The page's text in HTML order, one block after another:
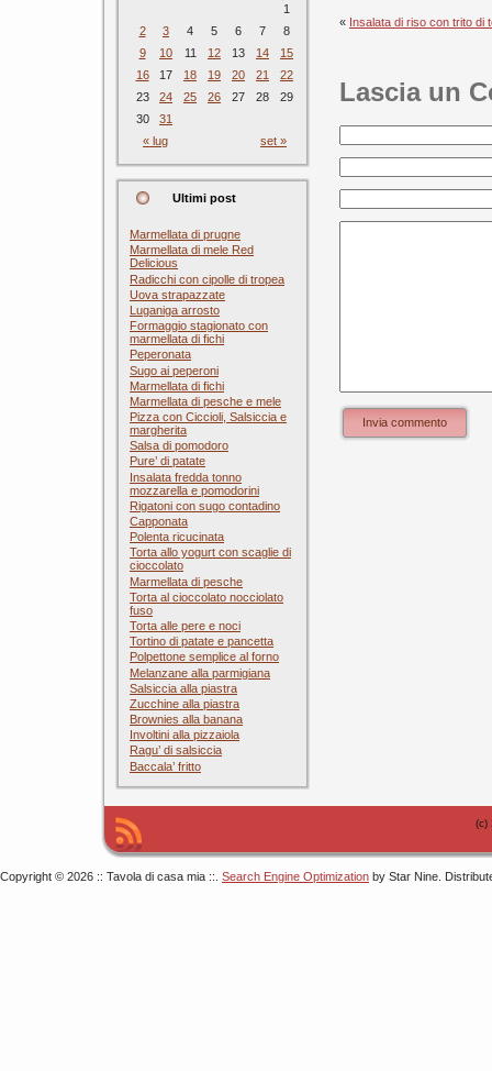
« lug set »
1
2
3 4 5 6 7
8
9
10 11 12 13 14
15
16
17 18 19 20 21
22
23
24 25 26 27 28
29
30
31
Ultimi post
Marmellata di prugne
Marmellata di mele Red
Delicious
Radicchi con cipolle di tropea
Uova strapazzate
Luganiga arrosto
Formaggio stagionato con
marmellata di fichi
Peperonata
Sugo ai peperoni
Marmellata di fichi
Marmellata di pesche e mele
Pizza con Ciccioli, Salsiccia e
margherita
Salsa di pomodoro
Pure’ di patate
Insalata fredda tonno
mozzarella e pomodorini
Rigatoni con sugo contadino
Capponata
Polenta ricucinata
Torta allo yogurt con scaglie di
cioccolato
Marmellata di pesche
Torta al cioccolato nocciolato
fuso
Torta alle pere e noci
Tortino di patate e pancetta
Polpettone semplice al forno
Melanzane alla parmigiana
Salsiccia alla piastra
Zucchine alla piastra
Brownies alla banana
Involtini alla pizzaiola
Ragu’ di salsiccia
Baccala’ fritto
« Insalata di riso con trito di
Lascia un
Invia commento
(c)
Copyright © 2026 :: Tavola di casa mia ::. Search Engine Optimization by Star Nine.